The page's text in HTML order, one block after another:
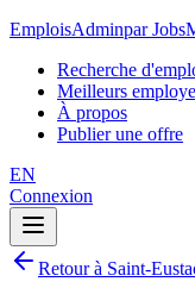
EmploisAdminpar
Recherche
Meilleurs
À propos
Publier une offre
EN
Connexion
Retour à Saint-